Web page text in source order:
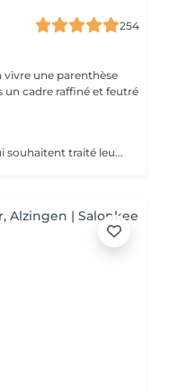
254
vivre une parenthèse
Ce soin est adapté aux adolescents qui souhaitent traité leurs acné ou avoir une peau plus lisse et lumineuse !